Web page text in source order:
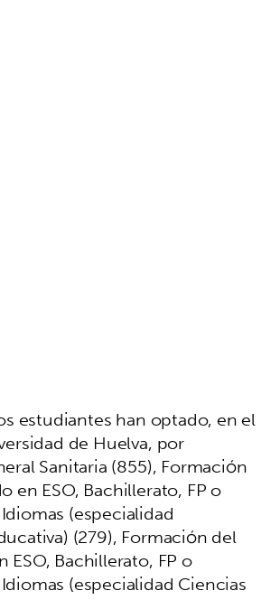
estudiantes han optado, en el
de Huelva, por
Sanitaria (855), Formación
en ESO, Bachillerato, FP o
(especialidad
(279), Formación del
ESO, Bachillerato, FP o
(especialidad Ciencias